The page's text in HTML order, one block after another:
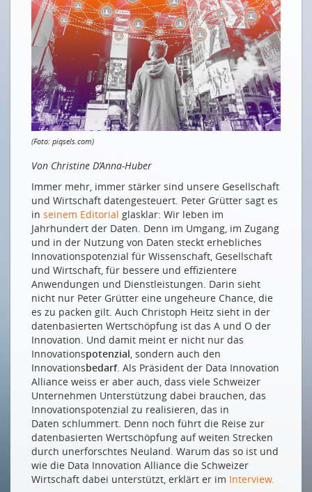
On est tous encore en voyage de découverte
EIN SCHWEIZER DATENÖKOSYSTEM
Bundesrat schafft Grundlagen für Schweizer
Datenökosystem
Eine vertrauenswürdige AI für die Schweiz
Daten, Datensicherheit und das revidierte
Bundesgesetz über den Datenschutz
DATEN IM GESUNDHEITSWESEN
Sensorik und künstliche Intelligenz hilft, Parkinson-
Medikamente richtig zu dosieren
DATEN IM ENERGIESEKTOR
Innovation fürs Smart Metering
DATEN FÜR URBANE LEBENSRÄUME
Datenbasierte Innovation für lebenswerte Städte
DATEN IN DER FERTIGUNG
International vernetzte Kaffeemaschinen
DATEN IM SERVICE-BEREICH
Ökologischer & wirtschaftlicher Nutzen mit
industriellen Smart Services
DATENNUTZUNG IN DER GEBÄUDEANIMATION
(Foto: piqsels.com)
Von Christine D’Anna-Huber
Immer mehr, immer stärker sind unsere Gesellschaft
und Wirtschaft datengesteuert. Peter Grütter sagt es
in seinem Editorial glasklar: Wir leben im
Jahrhundert der Daten. Denn im Umgang, im Zugang
und in der Nutzung von Daten steckt erhebliches
Innovationspotenzial für Wissenschaft, Gesellschaft
und Wirtschaft, für bessere und effizientere
Anwendungen und Dienstleistungen. Darin sieht
nicht nur Peter Grütter eine ungeheure Chance, die
es zu packen gilt. Auch Christoph Heitz sieht in der
datenbasierten Wertschöpfung ist das A und O der
Innovation. Und damit meint er nicht nur das
Innovationspotenzial , sondern auch den
Innovationsbedarf. Als Präsident der Data Innovation
Alliance weiss er aber auch, dass viele Schweizer
Unternehmen Unterstützung dabei brauchen, das
Innovationspotenzial zu realisieren, das in
Daten schlummert. Denn noch führt die Reise zur
datenbasierten Wertschöpfung auf weiten Strecken
durch unerforschtes Neuland. Warum das so ist und
wie die Data Innovation Alliance die Schweizer
Wirtschaft dabei unterstützt, erklärt er im Interview.